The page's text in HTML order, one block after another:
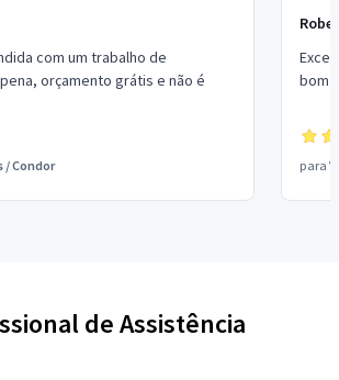
com um trabalho de
orçamento grátis e não é
/Condor
bom
para
de Assistência